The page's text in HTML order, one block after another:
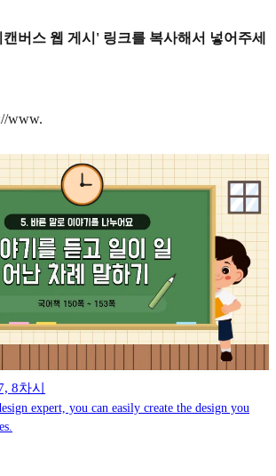
버스 웹 게시' 링크를 복사해서 넣어주세
www.
8차시
expert, you can easily create the design you